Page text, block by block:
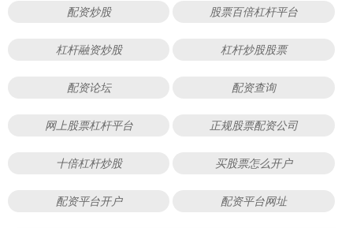
配资炒股 股票百倍杠杆平台
杠杆融资炒股 杠杆炒股股票
配资论坛 配资查询
网上股票杠杆平台 正规股票配资公司
十倍杠杆炒股 买股票怎么开户
配资平台开户 配资平台网址